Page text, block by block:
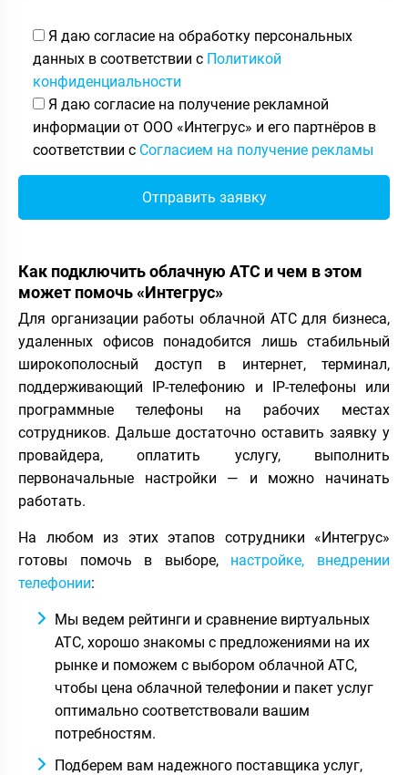
Я даю согласие на обработку персональных
данных в соответствии с Политикой
конфиденциальности
Я даю согласие на получение рекламной
информации от ООО «Интегрус» и его партнёров в
соответствии с Согласием на получение рекламы
Как подключить облачную АТС и чем в этом
может помочь «Интегрус»
Для организации работы облачной АТС для бизнеса,
удаленных офисов понадобится лишь стабильный
широкополосный доступ в интернет, терминал,
поддерживающий IP-телефонию и IP-телефоны или
программные телефоны на рабочих местах
сотрудников. Дальше достаточно оставить заявку у
провайдера, оплатить услугу, выполнить
первоначальные настройки — и можно начинать
работать.
На любом из этих этапов сотрудники «Интегрус»
готовы помочь в выборе, настройке, внедрении
телефонии:
Мы ведем рейтинги и сравнение виртуальных
АТС, хорошо знакомы с предложениями на их
рынке и поможем с выбором облачной АТС,
чтобы цена облачной телефонии и пакет услуг
оптимально соответствовали вашим
потребностям.
Подберем вам надежного поставщика услуг,